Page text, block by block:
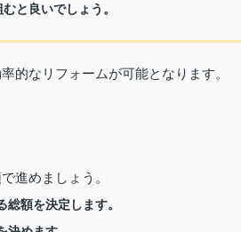
と良いでしょう。
的なリフォームが可能となります。
進めましょう。
額を決定します。